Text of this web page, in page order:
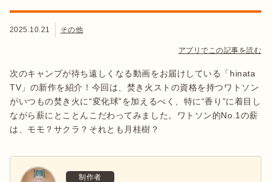
2025.10.21 その他
アプリでこの記事を読む
次のキャンプが待ち遠しくなる動画をお届けしている「hinata
TV」の新作を紹介！今回は、焚き火ストの資格を持つワトソン
がいつもの焚き火に“変化球”を加えるべく、特に“香り”に着目し
ながら薪にとことんこだわってみました。ワトソン的No.1の薪
は、モモ？サクラ？それとも月桂樹？
制作者